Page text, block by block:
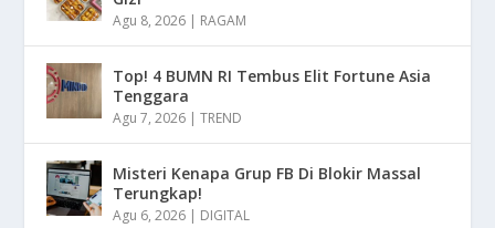
Agu 8, 2026 | RAGAM
Top! 4 BUMN RI Tembus Elit Fortune Asia
Tenggara
Agu 7, 2026 |TREND
Misteri Kenapa Grup FB Di Blokir Massal
Terungkap!
Agu 6, 2026 | DIGITAL